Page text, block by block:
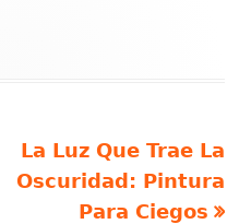
Artículo
siguiente
La Luz Que Trae La
Oscuridad: Pintura
Para Ciegos